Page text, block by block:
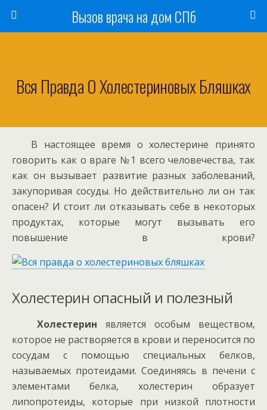
Вызов врача на дом СПб
Вся Правда О Холестериновых Бляшках
В настоящее время о холестерине принято
говорить как о враге №1 всего человечества, так
как он вызывает развитие разных заболеваний,
закупоривая сосуды. Но действительно ли он так
опасен? И стоит ли отказывать себе в некоторых
продуктах, которые могут вызывать его
повышение в крови?
Холестерин опасный и полезный
Холестерин является особым веществом,
которое не растворяется в крови и переносится по
сосудам с помощью специальных белков,
называемых протеидами. Соединяясь в печени с
элементами белка, холестерин образует
липопротеиды, которые при низкой плотности